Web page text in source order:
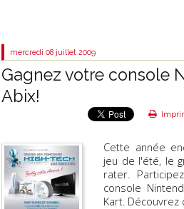
mercredi 08 juillet 2009
Gagnez votre console
Abix!
Cette année
jeu de l'été, le
rater.
console
Kart.